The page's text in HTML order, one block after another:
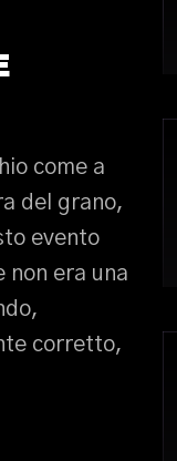
come a
del grano,
evento
non era una
corretto,